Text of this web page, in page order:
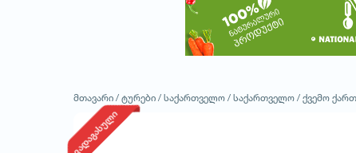
მთავარი / ტურები / საქართველო / საქართველო / ქვემო
ვადაგასული